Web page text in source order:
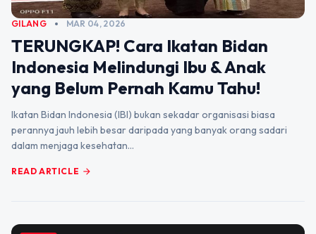
GILANG MAR 04, 2026
TERUNGKAP! Cara Ikatan Bidan
Indonesia Melindungi Ibu & Anak
yang Belum Pernah Kamu Tahu!
Ikatan Bidan Indonesia (IBI) bukan sekadar organisasi biasa
perannya jauh lebih besar daripada yang banyak orang sadari
dalam menjaga kesehatan…
READ ARTICLE arrow_forward